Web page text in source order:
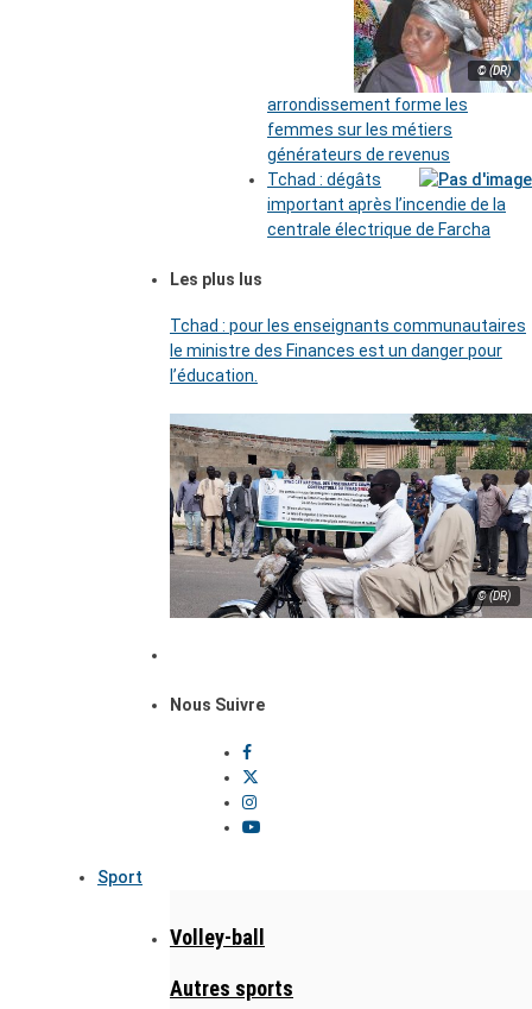
© (DR)
arrondissement forme les
femmes sur les métiers
générateurs de revenus
Tchad : dégâts
important après l’incendie de la
centrale électrique de Farcha
Les plus lus
Tchad : pour les enseignants communautaires
le ministre des Finances est un danger pour
l’éducation.
© (DR)
Nous Suivre
Sport
Volley-ball
Autres sports